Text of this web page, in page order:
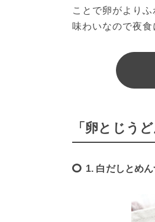
ことで卵がより
味わいなので夜食
「卵とじう
1. 白だしとめ